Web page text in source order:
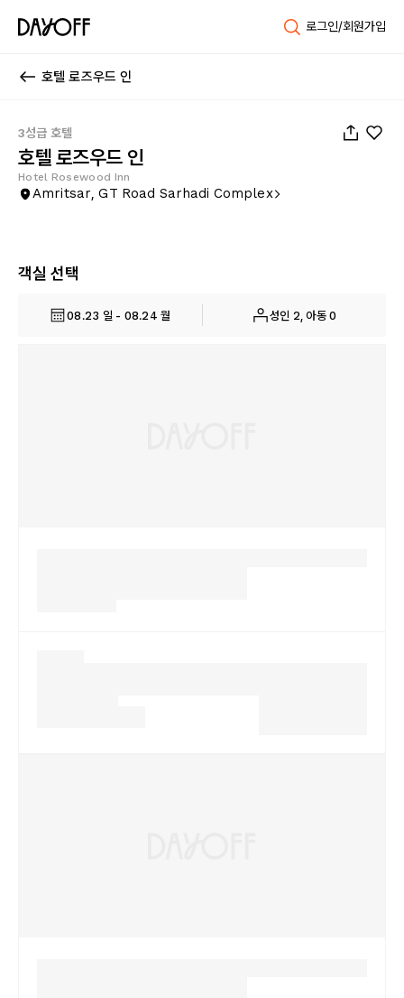
로그인/회원가입
호텔 로즈우드 인
3성급 호텔
호텔 로즈우드 인
Hotel Rosewood Inn
Amritsar, GT Road Sarhadi Complex
객실 선택
08.23 일 - 08.24 월 성인 2, 아동 0